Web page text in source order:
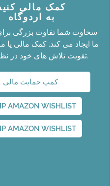
کمک مالی
به اردوگاه
سخاوت شما تفاوت بزرگی
ما ایجاد می کند. کمک مالی یا
تقویت تلاش های خود در نظر بگیرید.
کمپ حمایت مالی
AMAZON WISHLIST
AMAZON WISHLIST